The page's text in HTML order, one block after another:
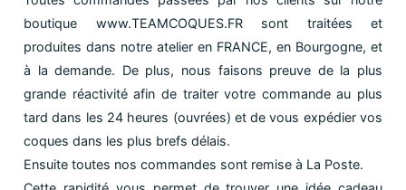
boutique www.TEAMCOQUES.FR sont traitées et
produites dans notre atelier en FRANCE, en Bourgogne, et
à la demande. De plus, nous faisons preuve de la plus
grande réactivité afin de traiter votre commande au plus
tard dans les 24 heures (ouvrées) et de vous expédier vos
coques dans les plus brefs délais.
Ensuite toutes nos commandes sont remise à La Poste.